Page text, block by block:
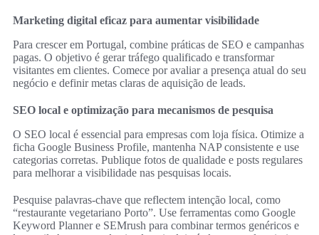
Marketing digital eficaz para aumentar visibilidade
Para crescer em Portugal, combine práticas de SEO e campanhas
pagas. O objetivo é gerar tráfego qualificado e transformar
visitantes em clientes. Comece por avaliar a presença atual do seu
negócio e definir metas claras de aquisição de leads.
SEO local e optimização para mecanismos de pesquisa
O SEO local é essencial para empresas com loja física. Otimize a
ficha Google Business Profile, mantenha NAP consistente e use
categorias corretas. Publique fotos de qualidade e posts regulares
para melhorar a visibilidade nas pesquisas locais.
Pesquise palavras-chave que reflectem intenção local, como
“restaurante vegetariano Porto”. Use ferramentas como Google
Keyword Planner e SEMrush para combinar termos genéricos e